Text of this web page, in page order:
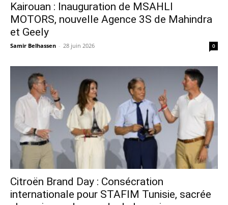
Kairouan : Inauguration de MSAHLI
MOTORS, nouvelle Agence 3S de Mahindra
et Geely
Samir Belhassen - 28 juin 2026 0
Citroën Brand Day : Consécration
internationale pour STAFIM Tunisie, sacrée